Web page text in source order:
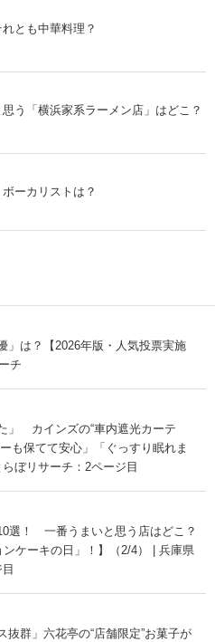
とも中華料理？
う「横浜家系ラーメン店」はどこ？
ーカリストは？
」は？【2026年版・人気投票実施
チ
」 カインズの“車内遮光カーテ
も保てて安心」「ぐっすり眠れま
ぼリサーチ：2ページ目
選！ 一番うまいと思う店はどこ？
ンケーキの日」！】（2/4） | 兵庫県
抜群」六花亭の“店舗限定”お菓子が